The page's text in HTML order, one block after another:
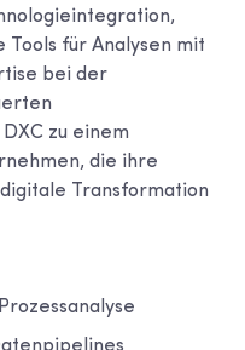
für Analysen mit
bei der
zu einem
die ihre
Transformation